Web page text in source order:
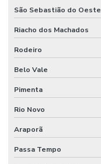
São Sebastião do Oeste
Riacho dos Machados
Rodeiro
Belo Vale
Pimenta
Rio Novo
Araporã
Passa Tempo